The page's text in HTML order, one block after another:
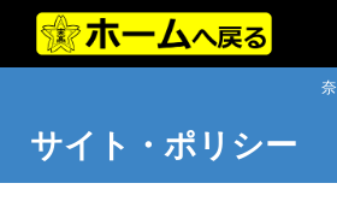
Skip to main content
サイト・ポリシー